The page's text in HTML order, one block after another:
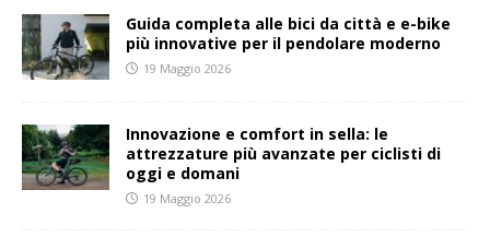
Guida completa alle bici da città e e-bike
più innovative per il pendolare moderno
19 Maggio 2026
Innovazione e comfort in sella: le
attrezzature più avanzate per ciclisti di
oggi e domani
19 Maggio 2026